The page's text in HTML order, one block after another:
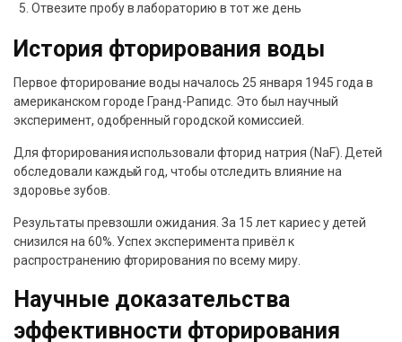
Отвезите пробу в лабораторию в тот же день
История фторирования воды
Первое фторирование воды началось 25 января 1945 года в
американском городе Гранд-Рапидс. Это был научный
эксперимент, одобренный городской комиссией.
Для фторирования использовали фторид натрия (NaF). Детей
обследовали каждый год, чтобы отследить влияние на
здоровье зубов.
Результаты превзошли ожидания. За 15 лет кариес у детей
снизился на 60%. Успех эксперимента привёл к
распространению фторирования по всему миру.
Научные доказательства
эффективности фторирования